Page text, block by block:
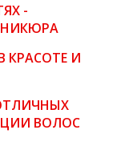
-
КРАСОТЕ И
ВОЛОС